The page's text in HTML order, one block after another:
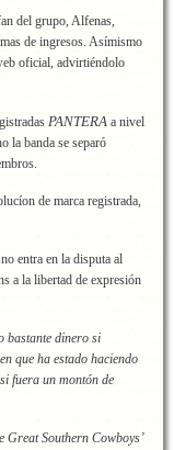
del grupo, Alfenas,
de ingresos. Asímismo
oficial, advirtiéndolo
PANTERA a nivel
la banda se separó
de marca registrada,
entra en la disputa al
a la libertad de expresión
bastante dinero si
que ha estado haciendo
fuera un montón de
Great Southern Cowboys’